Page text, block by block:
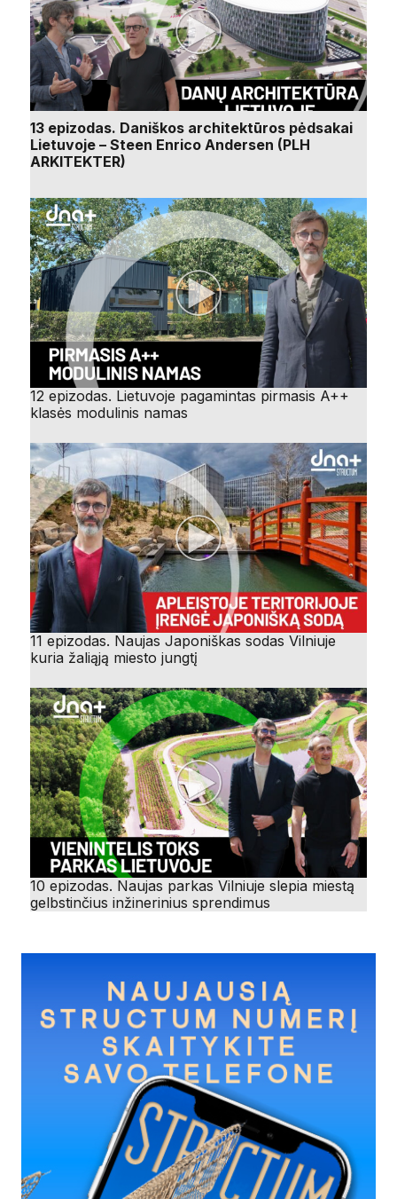
13 epizodas. Daniškos architektūros pėdsakai
Lietuvoje – Steen Enrico Andersen (PLH
ARKITEKTER)
12 epizodas. Lietuvoje pagamintas pirmasis A++
klasės modulinis namas
11 epizodas. Naujas Japoniškas sodas Vilniuje
kuria žaliąją miesto jungtį
10 epizodas. Naujas parkas Vilniuje slepia miestą
gelbstinčius inžinerinius sprendimus